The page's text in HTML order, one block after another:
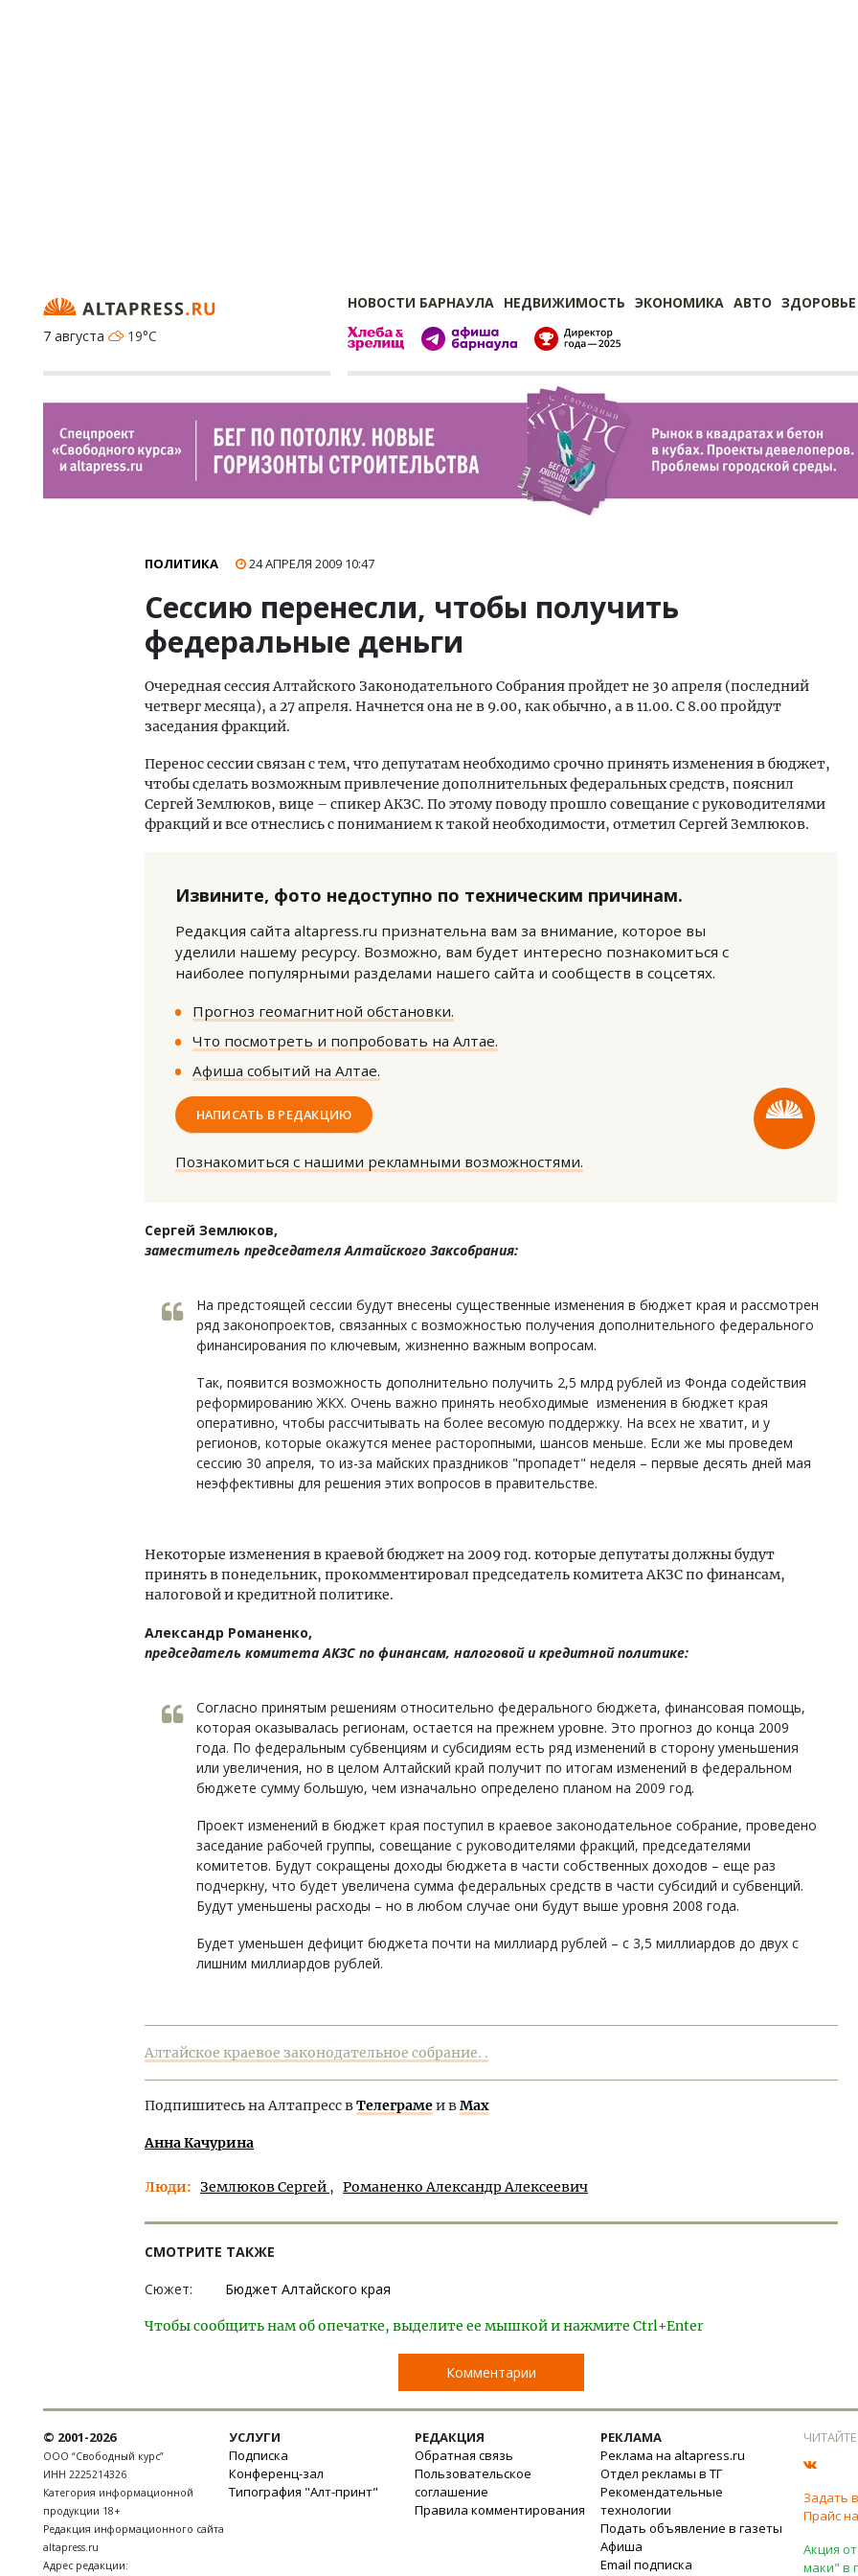
НОВОСТИ БАРНАУЛА НЕДВИЖИМОСТЬ ЭКОНОМИКА АВТО ЗДОРОВЬЕ
7 августа
19°C
ПОЛИТИКА 24 АПРЕЛЯ 2009 10:47
Сессию перенесли, чтобы получить
федеральные деньги
Очередная сессия Алтайского Законодательного Собрания пройдет не 30 апреля (последний
четверг месяца), а 27 апреля. Начнется она не в 9.00, как обычно, а в 11.00. С 8.00 пройдут
заседания фракций.
Перенос сессии связан с тем, что депутатам необходимо срочно принять изменения в бюджет,
чтобы сделать возможным привлечение дополнительных федеральных средств, пояснил
Сергей Землюков, вице – спикер АКЗС. По этому поводу прошло совещание с руководителями
фракций и все отнеслись с пониманием к такой необходимости, отметил Сергей Землюков.
Извините, фото недоступно по техническим причинам.
Редакция сайта altapress.ru признательна вам за внимание, которое вы
уделили нашему ресурсу. Возможно, вам будет интересно познакомиться с
наиболее популярными разделами нашего сайта и сообществ в соцсетях.
Прогноз геомагнитной обстановки.
Что посмотреть и попробовать на Алтае.
Афиша событий на Алтае.
НАПИСАТЬ В РЕДАКЦИЮ
Познакомиться с нашими рекламными возможностями.
Сергей Землюков,
заместитель председателя Алтайского Заксобрания:
На предстоящей сессии будут внесены существенные изменения в бюджет края и рассмотрен
ряд законопроектов, связанных с возможностью получения дополнительного федерального
финансирования по ключевым, жизненно важным вопросам.
Так, появится возможность дополнительно получить 2,5 млрд рублей из Фонда содействия
реформированию ЖКХ. Очень важно принять необходимые изменения в бюджет края
оперативно, чтобы рассчитывать на более весомую поддержку. На всех не хватит, и у
регионов, которые окажутся менее расторопными, шансов меньше. Если же мы проведем
сессию 30 апреля, то из-за майских праздников "пропадет" неделя – первые десять дней мая
неэффективны для решения этих вопросов в правительстве.
Некоторые изменения в краевой бюджет на 2009 год. которые депутаты должны будут
принять в понедельник, прокомментировал председатель комитета АКЗС по финансам,
налоговой и кредитной политике.
Александр Романенко,
председатель комитета АКЗС по финансам, налоговой и кредитной политике:
Согласно принятым решениям относительно федерального бюджета, финансовая помощь,
которая оказывалась регионам, остается на прежнем уровне. Это прогноз до конца 2009
года. По федеральным субвенциям и субсидиям есть ряд изменений в сторону уменьшения
или увеличения, но в целом Алтайский край получит по итогам изменений в федеральном
бюджете сумму большую, чем изначально определено планом на 2009 год.
Проект изменений в бюджет края поступил в краевое законодательное собрание, проведено
заседание рабочей группы, совещание с руководителями фракций, председателями
комитетов. Будут сокращены доходы бюджета в части собственных доходов – еще раз
подчеркну, что будет увеличена сумма федеральных средств в части субсидий и субвенций.
Будут уменьшены расходы – но в любом случае они будут выше уровня 2008 года.
Будет уменьшен дефицит бюджета почти на миллиард рублей – с 3,5 миллиардов до двух с
лишним миллиардов рублей.
Алтайское краевое законодательное собрание. .
Подпишитесь на Алтапресс вТелеграмеи вMax
Анна Качурина
Люди Землюков Сергей Романенко Александр Алексеевич
СМОТРИТЕ ТАКЖЕ
Сюжет: Бюджет Алтайского края
Чтобы сообщить нам об опечатке, выделите ее мышкой и нажмите Ctrl+Enter
Комментарии
Смелость архитектурных идей.
Генеральный директор компании
трендах в фасадах и развитии рынка
СТРОИТЕЛЬСТВО
Ищем новые берега. Гендиректор
«Жилищной инициативы» Юрий
СТРОИТЕЛЬСТВО
© 2001-2026
ООО “Свободный курс”
ИНН 2225214326
Категория информационной
продукции 18+
Редакция информационного сайта
altapress.ru
Адрес редакции:
УСЛУГИ
Подписка
Конференц-зал
Типография "Алт-принт"
РЕДАКЦИЯ
Обратная связь
Пользовательское
соглашение
Правила комментирования
РЕКЛАМА
Реклама на altapress.ru
Отдел рекламы в ТГ
Рекомендательные
технологии
Подать объявление в газеты
Афиша
Email подписка
Задать
Прайс
Акция
маки" в